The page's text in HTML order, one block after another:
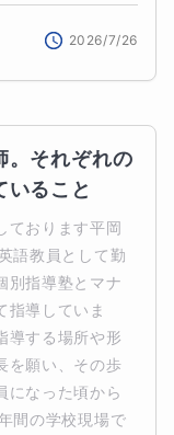
2026/7/26
。それぞれの
いること
ております平岡
語教員として勤
別指導塾とマナ
指導していま
導する場所や形
を願い、その歩
になった頃から
間の学校現場で